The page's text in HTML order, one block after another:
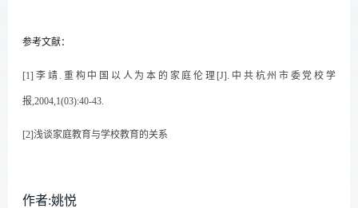
参考文献：
[1]李靖.重构中国以人为本的家庭伦理[J].中共杭州市委党校学
报,2004,1(03):40-43.
[2]浅谈家庭教育与学校教育的关系
作者:姚悦